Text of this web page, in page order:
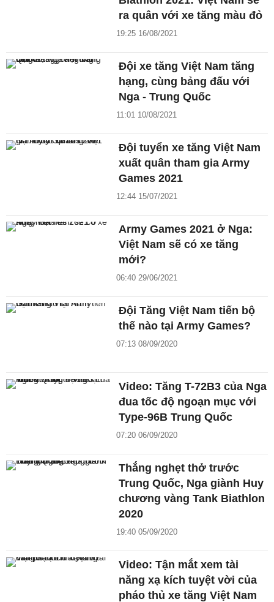
ra quân với xe tăng màu đỏ
19:25 16/08/2021
Đội xe tăng Việt Nam tăng
hạng, cùng bảng đấu với
Nga - Trung Quốc
11:01 10/08/2021
Đội tuyển xe tăng Việt Nam
xuất quân tham gia Army
Games 2021
12:44 15/07/2021
Army Games 2021 ở Nga:
Việt Nam sẽ có xe tăng
mới?
06:40 29/06/2021
Đội Tăng Việt Nam tiến bộ
thế nào tại Army Games?
07:13 08/09/2020
Video: Tăng T-72B3 của Nga
đua tốc độ ngoạn mục với
Type-96B Trung Quốc
07:20 06/09/2020
Thắng nghẹt thở trước
Trung Quốc, Nga giành Huy
chương vàng Tank Biathlon
2020
19:40 05/09/2020
Video: Tận mắt xem tài
năng xạ kích tuyệt vời của
pháo thủ xe tăng Việt Nam